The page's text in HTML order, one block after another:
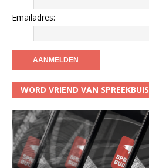
Emailadres:
WORD VRIEND VAN SPREEKBUIS